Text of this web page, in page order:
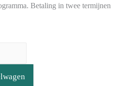
Betaling in twee termijnen